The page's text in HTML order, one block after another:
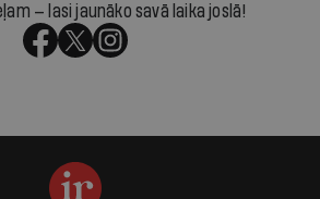
— lasi jaunāko savā laika joslā!